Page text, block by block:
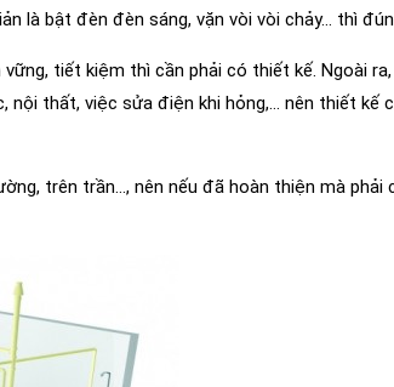
là bật đèn đèn sáng, vặn vòi vòi chảy… thì
tiết kiệm thì cần phải có thiết kế. Ngoài
thất, việc sửa điện khi hỏng,… nên thiết kế
trên trần…, nên nếu đã hoàn thiện mà